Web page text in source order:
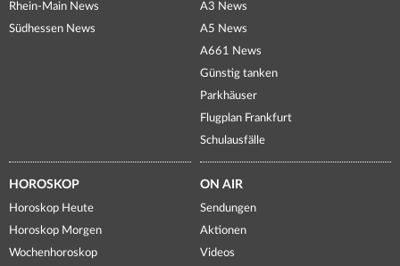
Rhein-Main News
Südhessen News
A3 News
A5 News
A661 News
Günstig tanken
Parkhäuser
Flugplan Frankfurt
Schulausfälle
HOROSKOP
Horoskop Heute
Horoskop Morgen
Wochenhoroskop
ON AIR
Sendungen
Aktionen
Videos